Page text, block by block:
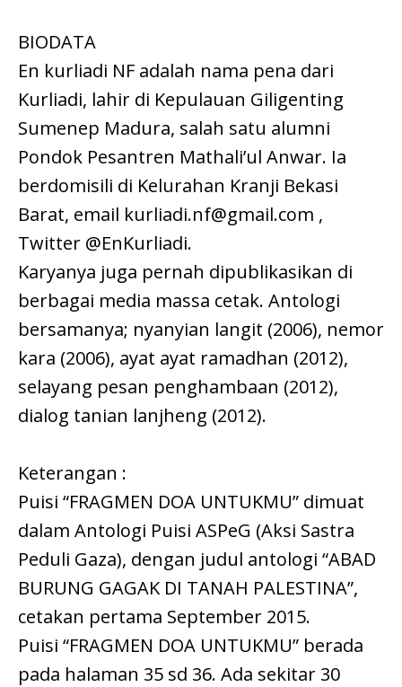
BIODATA
En kurliadi NF adalah nama pena dari
Kurliadi, lahir di Kepulauan Giligenting
Sumenep Madura, salah satu alumni
Pondok Pesantren Mathali’ul Anwar. Ia
berdomisili di Kelurahan Kranji Bekasi
Barat, email kurliadi.nf@gmail.com ,
Twitter @EnKurliadi.
Karyanya juga pernah dipublikasikan di
berbagai media massa cetak. Antologi
bersamanya; nyanyian langit (2006), nemor
kara (2006), ayat ayat ramadhan (2012),
selayang pesan penghambaan (2012),
dialog tanian lanjheng (2012).
Keterangan :
Puisi “FRAGMEN DOA UNTUKMU” dimuat
dalam Antologi Puisi ASPeG (Aksi Sastra
Peduli Gaza), dengan judul antologi “ABAD
BURUNG GAGAK DI TANAH PALESTINA”,
cetakan pertama September 2015.
Puisi “FRAGMEN DOA UNTUKMU” berada
pada halaman 35 sd 36. Ada sekitar 30